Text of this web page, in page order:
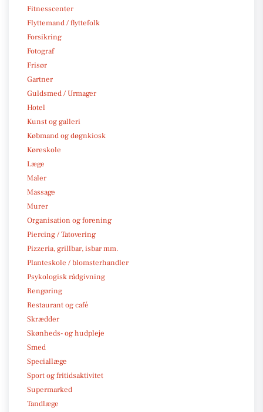
Fitnesscenter
Flyttemand / flyttefolk
Forsikring
Fotograf
Frisør
Gartner
Guldsmed / Urmager
Hotel
Kunst og galleri
Købmand og døgnkiosk
Køreskole
Læge
Maler
Massage
Murer
Organisation og forening
Piercing / Tatovering
Pizzeria, grillbar, isbar mm.
Planteskole / blomsterhandler
Psykologisk rådgivning
Rengøring
Restaurant og café
Skrædder
Skønheds- og hudpleje
Smed
Speciallæge
Sport og fritidsaktivitet
Supermarked
Tandlæge